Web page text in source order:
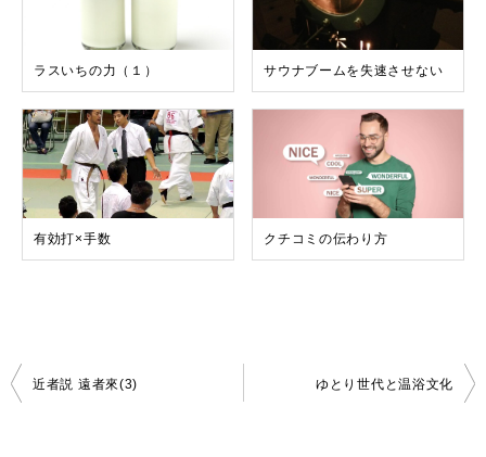
ラスいちの力（１） サウナブームを失速させない
有効打×手数 クチコミの伝わり方
投
稿
近者説 遠者來(3) ゆとり世代と温浴文化